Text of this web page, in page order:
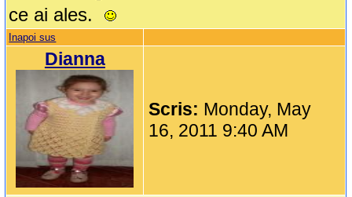
ce ai ales.
Inapoi sus
Dianna
Scris: Monday, May
16, 2011 9:40 AM